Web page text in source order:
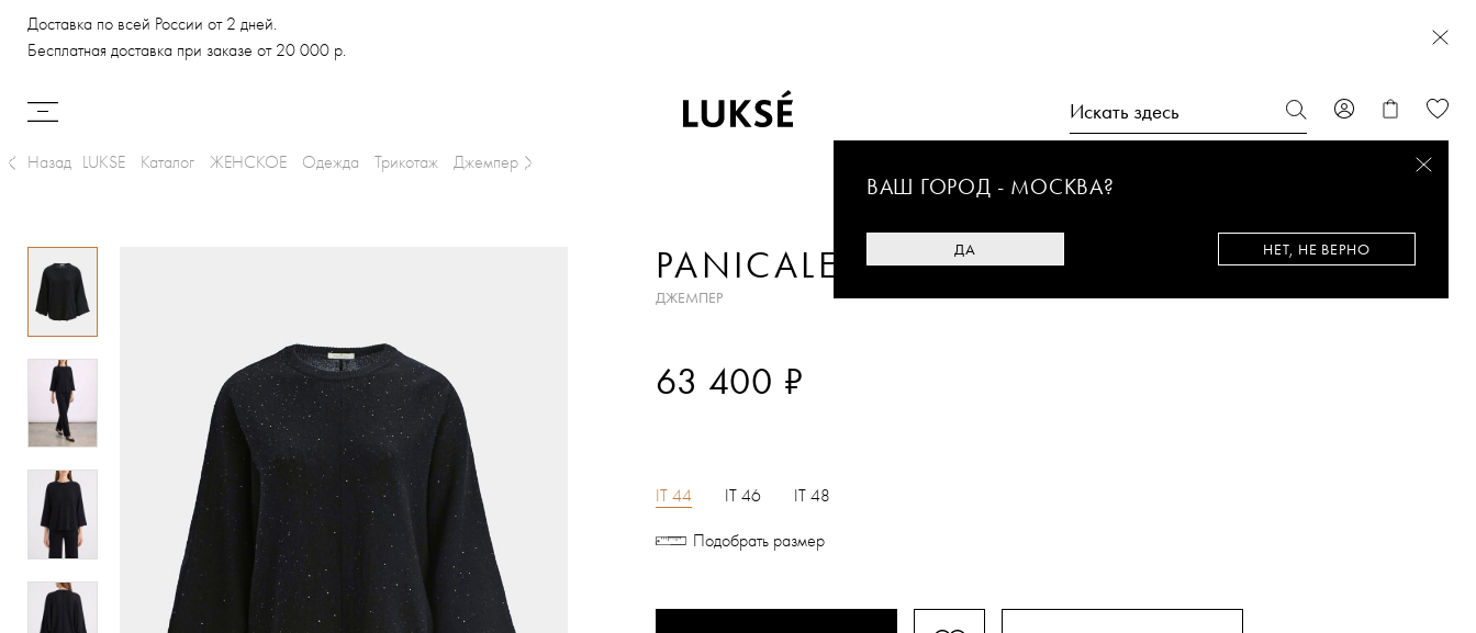
Доставка по всей России от 2 дней.
Бесплатная доставка при заказе от 20 000 р.
ВАШ ГОРОД - МОСКВА?
ДА НЕТ, НЕ ВЕРНО
Назад LUKSE Каталог ЖЕНСКОЕ Одежда Трикотаж Джемпер
PANICALE
ДЖЕМПЕР
63 400 ₽
IT 44 IT 46
IT 48
Подобрать размер